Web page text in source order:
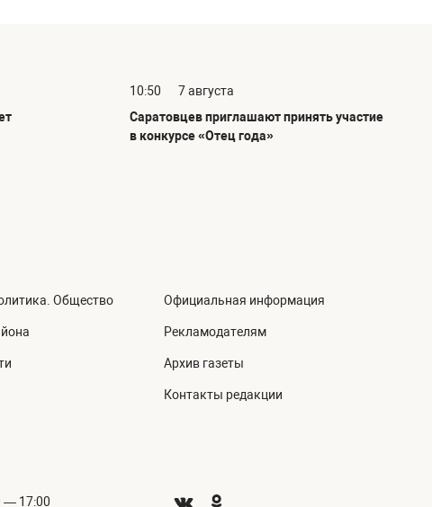
10:50
7 августа
Саратовцев приглашают принять участие
в конкурсе «Отец года»
Общество Официальная информация
Рекламодателям
Архив газеты
Контакты редакции
— 17:00